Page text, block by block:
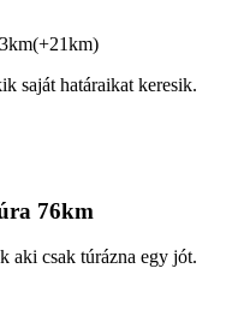
saját határaikat keresik.
76km
aki csak túrázna egy jót.